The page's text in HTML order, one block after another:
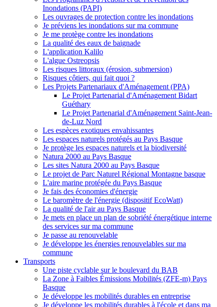
Inondations (PAPI)
Les ouvrages de protection contre les inondations
Je préviens les inondations sur ma commune
Je me protège contre les inondations
La qualité des eaux de baignade
L'application Kalilo
L'algue Ostreopsis
Les risques littoraux (érosion, submersion)
Risques côtiers, qui fait quoi ?
Les Projets Partenariaux d'Aménagement (PPA)
Le Projet Partenarial d'Aménagement Bidart
Guéthary
Le Projet Partenarial d'Aménagement Saint-Jean-
de-Luz Nord
Les espèces exotiques envahissantes
Les espaces naturels protégés au Pays Basque
Je protège les espaces naturels et la biodiversité
Natura 2000 au Pays Basque
Les sites Natura 2000 au Pays Basque
Le projet de Parc Naturel Régional Montagne basque
L'aire marine protégée du Pays Basque
Je fais des économies d'énergie
Le baromètre de l'énergie (dispositif EcoWatt)
La qualité de l'air au Pays Basque
Je mets en place un plan de sobriété énergétique interne
des services sur ma commune
Je passe au renouvelable
Je développe les énergies renouvelables sur ma
commune
Transports
Une piste cyclable sur le boulevard du BAB
La Zone à Faibles Émissions Mobilités (ZFE-m) Pays
Basque
Je développe les mobilités durables en entreprise
Je développe les mobilités durables à l'école et dans ma